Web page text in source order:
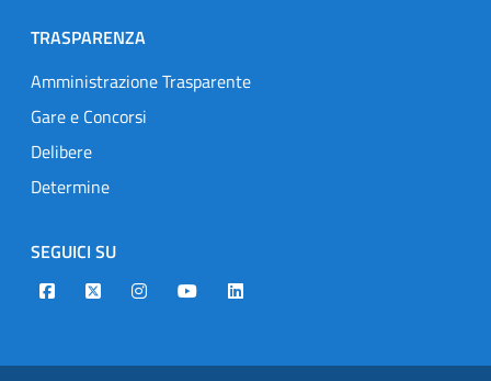
TRASPARENZA
Amministrazione Trasparente
Gare e Concorsi
Delibere
Determine
SEGUICI SU
Designers Italia
TwitterInstagramYoutubeLinkedin